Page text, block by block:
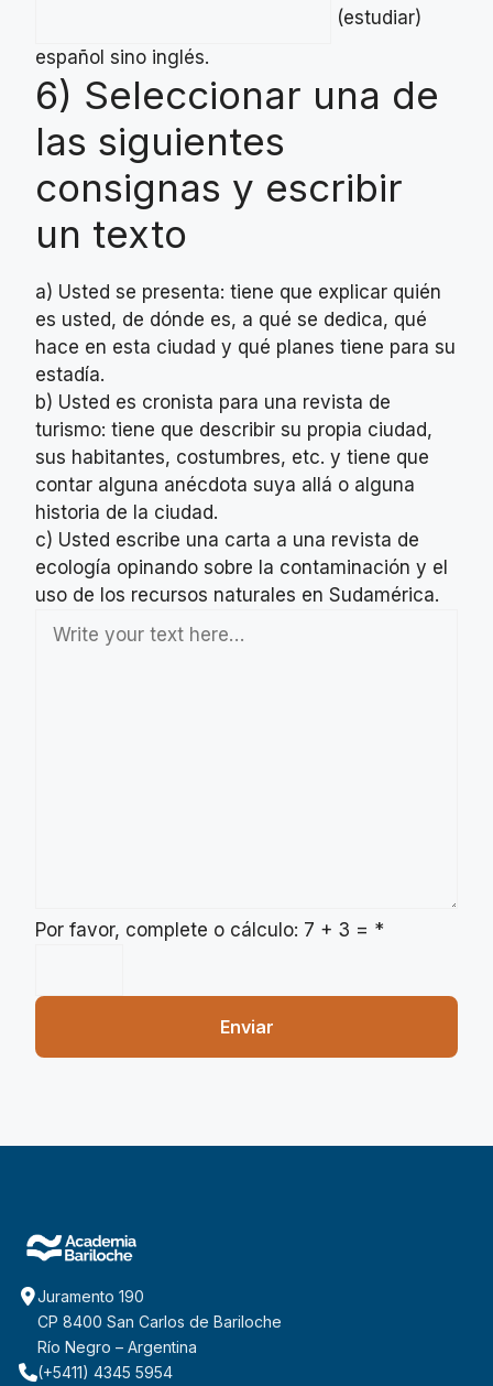
(estudiar)
español sino inglés.
6) Seleccionar una de
las siguientes
consignas y escribir
un texto
a) Usted se presenta: tiene que explicar quién
es usted, de dónde es, a qué se dedica, qué
hace en esta ciudad y qué planes tiene para su
estadía.
b) Usted es cronista para una revista de
turismo: tiene que describir su propia ciudad,
sus habitantes, costumbres, etc. y tiene que
contar alguna anécdota suya allá o alguna
historia de la ciudad.
c) Usted escribe una carta a una revista de
ecología opinando sobre la contaminación y el
uso de los recursos naturales en Sudamérica.
Por favor, complete o cálculo: 7 + 3 = *
Enviar
Juramento 190
CP 8400 San Carlos de Bariloche
Río Negro – Argentina
(+5411) 4345 5954